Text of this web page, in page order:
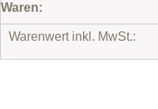
Waren:
Warenwert inkl. MwSt.: